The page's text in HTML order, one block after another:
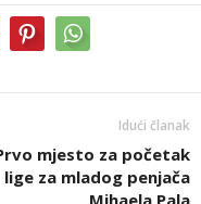
Idući članak
mjesto za početak
lige za mladog penjača